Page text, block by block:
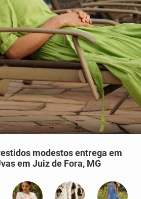
modestos entrega em
em Juiz de Fora, MG